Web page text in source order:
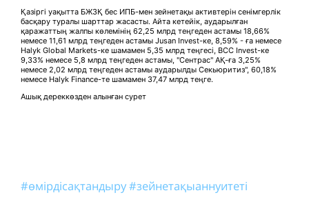
Қазіргі уақытта БЖЗҚ бес ИПБ-мен зейнетақы активтерін сенімгерлік
басқару туралы шарттар жасасты. Айта кетейік, аударылған
қаражаттың жалпы көлемінің 62,25 млрд теңгеден астамы 18,66%
немесе 11,61 млрд теңгеден астамы Jusan Invest-ке, 8,59% - ға немесе
Halyk Global Markets-ке шамамен 5,35 млрд теңгесі, BCC Invest-ке
9,33% немесе 5,8 млрд теңгеден астамы, "Сентрас" АҚ-ға 3,25%
немесе 2,02 млрд теңгеден астамы аударылды Секьюритиз", 60,18%
немесе Halyk Finance-те шамамен 37,47 млрд теңге.
Ашық дереккөзден алынған сурет
#өмірдісақтандыру#зейнетақыаннуитеті